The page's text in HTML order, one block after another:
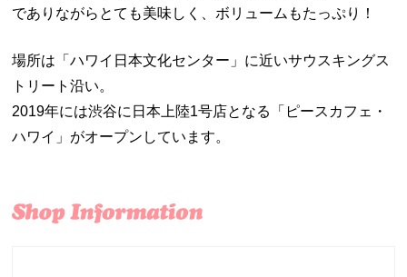
でありながらとても美味しく、ボリュームもたっぷり！
場所は「ハワイ日本文化センター」に近いサウスキングス
トリート沿い。
2019年には渋谷に日本上陸1号店となる「ピースカフェ・
ハワイ」がオープンしています。